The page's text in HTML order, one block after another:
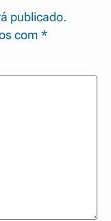
publicado.
com *